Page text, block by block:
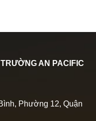
AN PACIFIC
Phường 12, Quận